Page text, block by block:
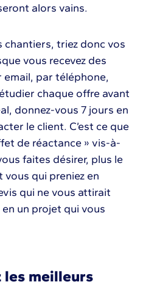
alors vains.
chantiers, triez donc vos
vous recevez des
par téléphone,
chaque offre avant
donnez-vous 7 jours en
le client. C’est ce que
de réactance » vis-à-
faites désirer, plus le
vous qui preniez en
qui ne vous attirait
un projet qui vous
meilleurs